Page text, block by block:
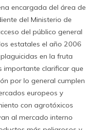
encargada del área de
del Ministerio de
del público general
estatales el año 2006
en la fruta
importante clarificar que
por lo general cumplen
europeos y
con agrotóxicos
al mercado interno